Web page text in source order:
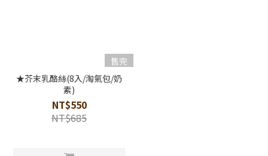
售完
★芥末乳酪絲(8入/淘氣包/奶
素)
NT$550
NT$685